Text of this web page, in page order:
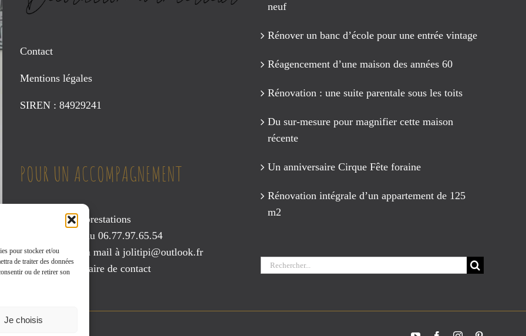
pour stocker et/ou
de traiter des données
ou de retirer son
Je choisis
Contact
Mentions légales
SIREN : 84929241
POUR UN ACCOMPAGNEMENT
Consultez mes prestations
Contactez-moi au 06.77.97.65.54
Envoyez-moi un mail à jolitipi@outlook.fr
ou via leformulaire de contact
neuf
Rénover un banc d’école pour une entrée vintage
Réagencement d’une maison des années 60
Rénovation : une suite parentale sous les toits
Du sur-mesure pour magnifier cette maison
récente
Un anniversaire Cirque Fête foraine
Rénovation intégrale d’un appartement de 125
m2
Rechercher: